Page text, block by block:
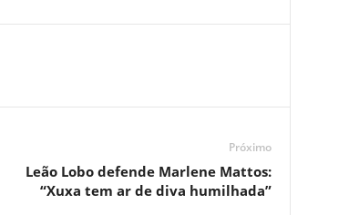
Próximo
Leão Lobo defende Marlene Mattos:
“Xuxa tem ar de diva humilhada”